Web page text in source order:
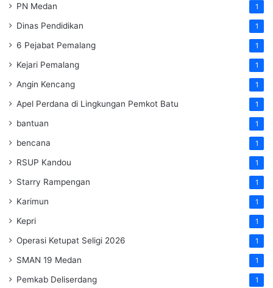
PN Medan 1
Dinas Pendidikan 1
6 Pejabat Pemalang 1
Kejari Pemalang 1
Angin Kencang 1
Apel Perdana di Lingkungan Pemkot Batu 1
bantuan 1
bencana 1
RSUP Kandou 1
Starry Rampengan 1
Karimun 1
Kepri 1
Operasi Ketupat Seligi 2026 1
SMAN 19 Medan 1
Pemkab Deliserdang 1